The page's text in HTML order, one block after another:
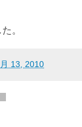
。
13, 2010